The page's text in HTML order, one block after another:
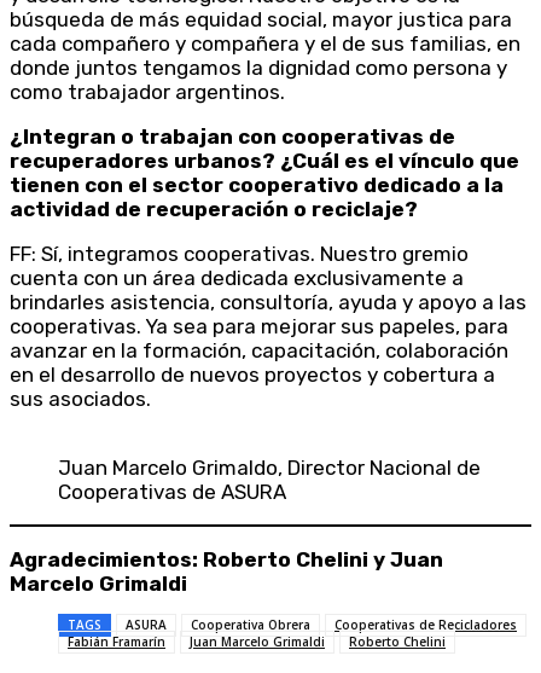
búsqueda de más equidad social, mayor justica para
cada compañero y compañera y el de sus familias, en
donde juntos tengamos la dignidad como persona y
como trabajador argentinos.
¿Integran o trabajan con cooperativas de
recuperadores urbanos? ¿Cuál es el vínculo que
tienen con el sector cooperativo dedicado a la
actividad de recuperación o reciclaje?
FF: Sí, integramos cooperativas. Nuestro gremio
cuenta con un área dedicada exclusivamente a
brindarles asistencia, consultoría, ayuda y apoyo a las
cooperativas. Ya sea para mejorar sus papeles, para
avanzar en la formación, capacitación, colaboración
en el desarrollo de nuevos proyectos y cobertura a
sus asociados.
Juan Marcelo Grimaldo, Director Nacional de
Cooperativas de ASURA
Agradecimientos: Roberto Chelini y Juan
Marcelo Grimaldi
TAGS ASURA Cooperativa Obrera
Cooperativas de Recicladores
Fabián Framarín
Juan Marcelo Grimaldi Roberto Chelini